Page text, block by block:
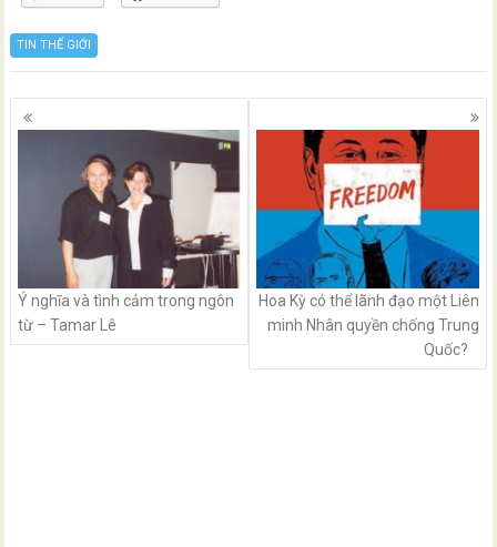
TIN THẾ GIỚI
Posts
navigation
Ý nghĩa và tình cảm trong ngôn
từ – Tamar Lê
Hoa Kỳ có thể lãnh đạo một Liên
minh Nhân quyền chống Trung
Quốc?